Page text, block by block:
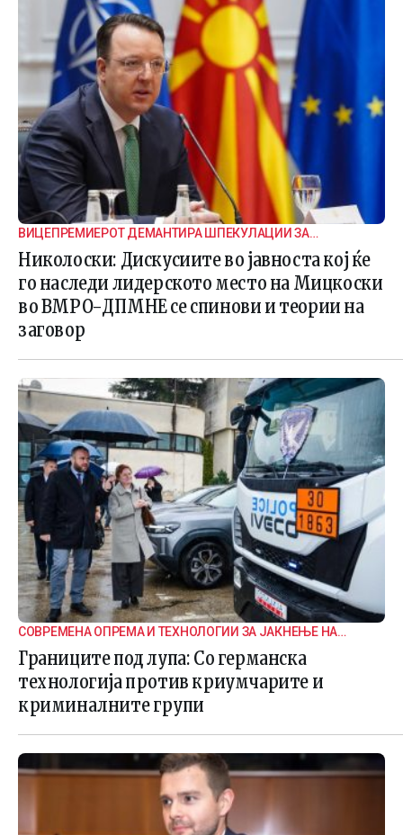
ВИЦЕПРЕМИЕРОТ ДЕМАНТИРА ШПЕКУЛАЦИИ ЗА
ВНАТРЕПАРТИСКИ ПОДЕЛБИ
Николоски: Дискусиите во јавноста кој ќе
го наследи лидерското место на Мицкоски
во ВМРО-ДПМНЕ се спинови и теории на
заговор
СОВРЕМЕНА ОПРЕМА И ТЕХНОЛОГИИ ЗА ЈАКНЕЊЕ НА
ГРАНИЧНАТА БЕЗБЕДНОСТ
Границите под лупа: Со германска
технологија против криумчарите и
криминалните групи